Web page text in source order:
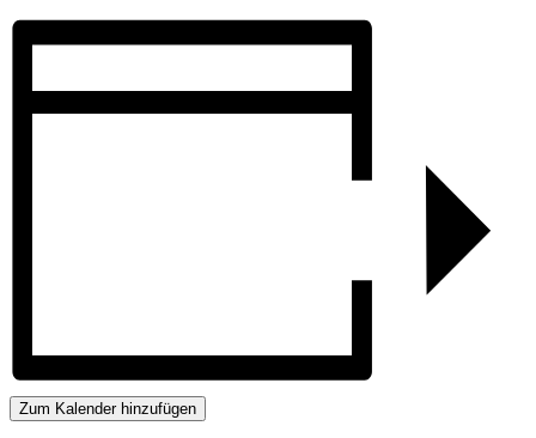
Zum Kalender hinzufügen